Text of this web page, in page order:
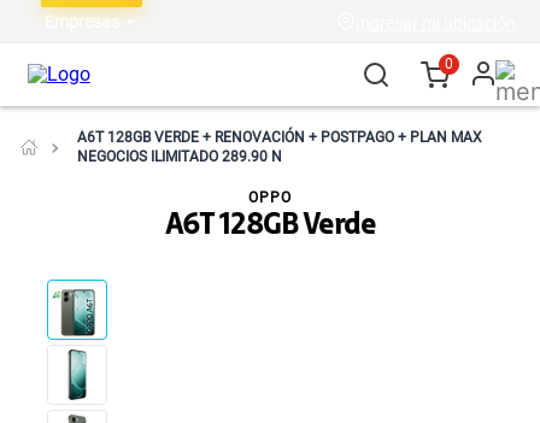
Empresas
0
A6T 128GB VERDE + RENOVACIÓN + POSTPAGO + PLAN MAX
NEGOCIOS ILIMITADO 289.90 N
A6T 128GB Verde
OPPO